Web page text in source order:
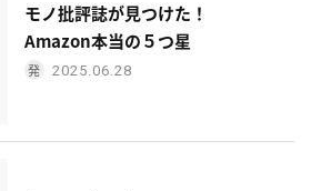
モノ批評誌が見つけた！
Amazon本当の５つ星
2025.06.28